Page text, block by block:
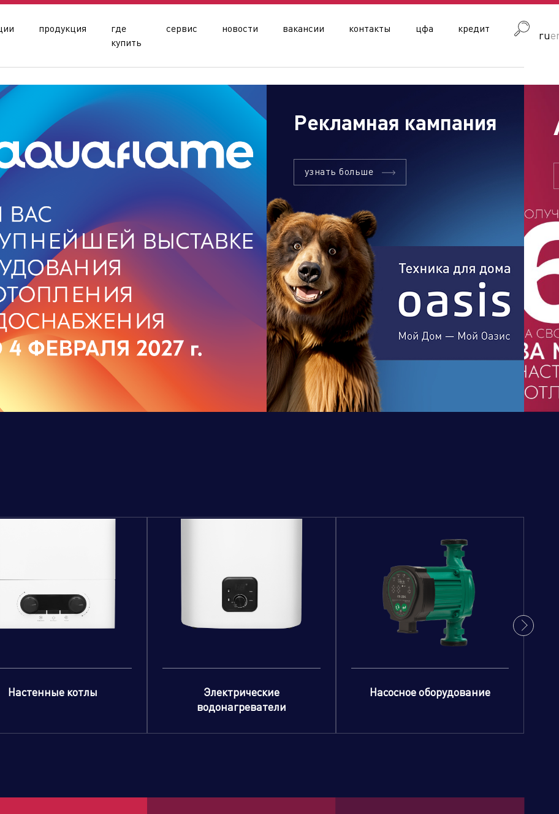
продукция
где
купить
сервис новости вакансии контакты цфа кредит ru
кластер Сервисные активы Бренд портфолио
Рекламная кампания
узнать больше
Настенные котлы
Электрические
водонагреватели
Насосное оборудование